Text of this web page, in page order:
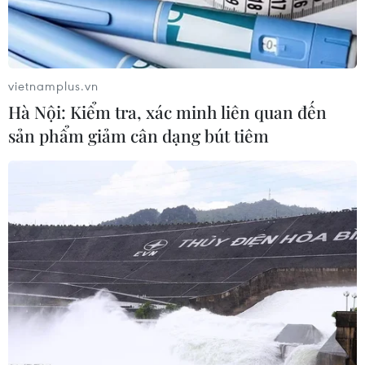
gia đình rơi vào cảnh nghèo và dễ bị tổn thương, từ
đó giảm căn nguyên dẫn đến lao động trẻ em.
Tăng khả năng tiếp cận giáo dục cho trẻ là một
vietnamplus.vn
Hà Nội: Kiểm tra, xác minh liên quan đến
sản phẩm giảm cân dạng bút tiêm